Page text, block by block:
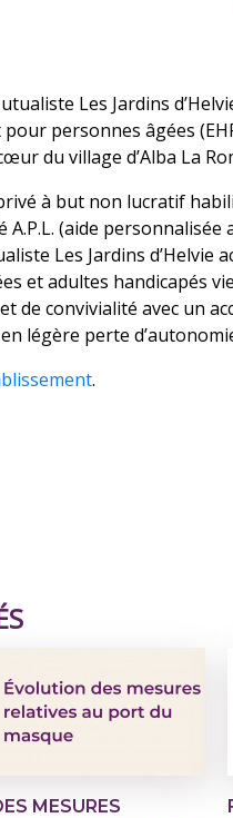
Les Jardins
personnes âgées
du village d’Alba La
à but non lucratif
A.P.L. (aide personnalisée
Les Jardins d’Helvie
et adultes handicapés
de convivialité avec un
légère perte
.
MESURES